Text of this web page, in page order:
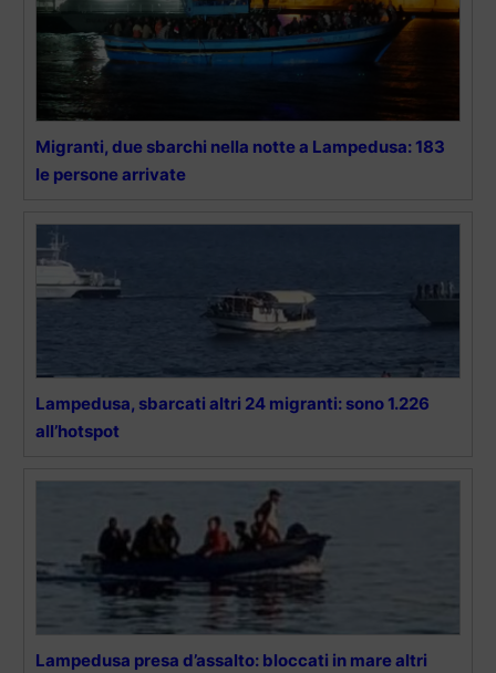
Migranti, due sbarchi nella notte a Lampedusa: 183
le persone arrivate
Lampedusa, sbarcati altri 24 migranti: sono 1.226
all’hotspot
Lampedusa presa d’assalto: bloccati in mare altri